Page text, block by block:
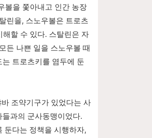
볼을 쫓아내고 인간 농장
린을, 스노우볼은 트로츠
할 수 있다. 스탈린은 자
든 나쁜 일을 스노우볼 때
트로츠키를 염두에 둔
조약기구가 있었다는 사
과의 군사동맹이었다.
둔다는 정책을 시행하자,